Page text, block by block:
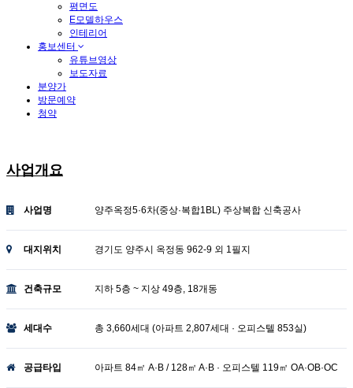
평면도
E모델하우스
인테리어
홍보센터
유튜브영상
보도자료
분양가
방문예약
청약
사업개요
사업명 양주옥정5·6차(중상·복합1BL) 주상복합 신축공사
대지위치 경기도 양주시 옥정동 962-9 외 1필지
건축규모 지하 5층 ~ 지상 49층, 18개동
세대수 총 3,660세대 (아파트 2,807세대 · 오피스텔 853실)
공급타입 아파트 84㎡ A·B / 128㎡ A·B · 오피스텔 119㎡ OA·OB·OC